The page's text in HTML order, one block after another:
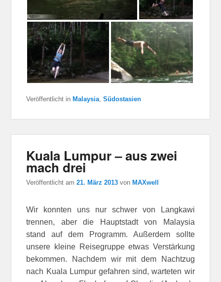
Veröffentlicht in Malaysia ,Südostasien
Kuala Lumpur – aus zwei
mach drei
Veröffentlicht am21. März 2013 vonMAXwell
Wir konnten uns nur schwer von Langkawi
trennen, aber die Hauptstadt von Malaysia
stand auf dem Programm. Außerdem sollte
unsere kleine Reisegruppe etwas Verstärkung
bekommen. Nachdem wir mit dem Nachtzug
nach Kuala Lumpur gefahren sind, warteten wir